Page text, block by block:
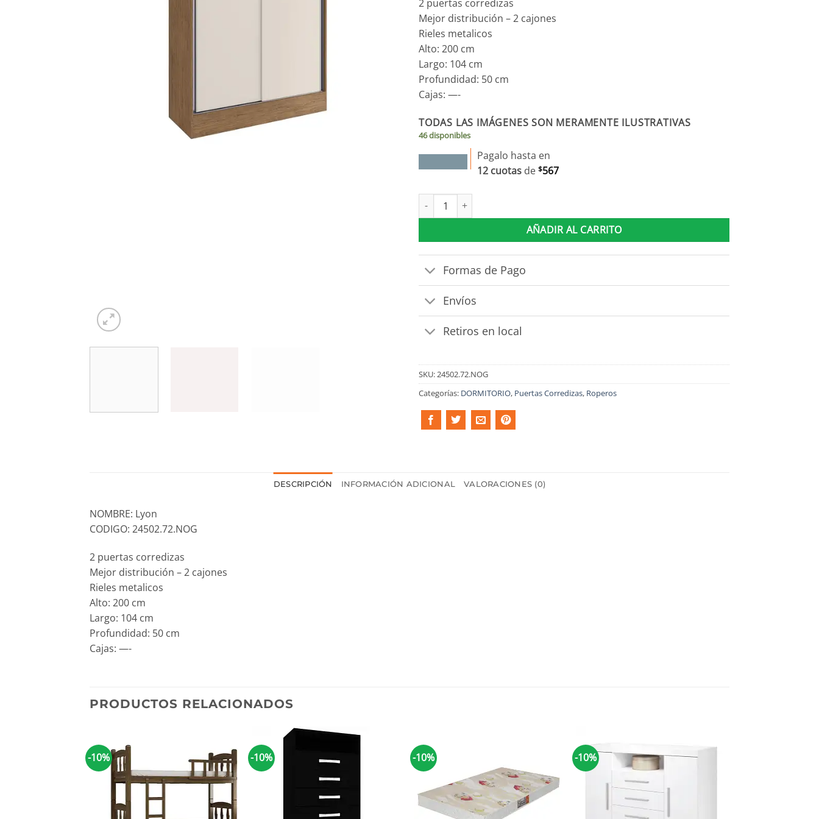
2 puertas corredizas
Mejor distribución – 2 cajones
Rieles metalicos
Alto: 200 cm
Largo: 104 cm
Profundidad: 50 cm
Cajas: —-
TODAS LAS IMÁGENES SON MERAMENTE ILUSTRATIVAS
46 disponibles
Pagalo hasta en
12 cuotas de $567
Ropero Placard 2 Puertas Corredizas 2 Cajones Dormitorio cantidad
AÑADIR AL CARRITO
Formas de Pago
Envíos
Retiros en local
SKU:24502.72.NOG
Categorías: DORMITORIO, Puertas Corredizas, Roperos
DESCRIPCIÓN INFORMACIÓN ADICIONAL VALORACIONES (0)
NOMBRE: Lyon
CODIGO: 24502.72.NOG
2 puertas corredizas
Mejor distribución – 2 cajones
Rieles metalicos
Alto: 200 cm
Largo: 104 cm
Profundidad: 50 cm
Cajas: —-
PRODUCTOS RELACIONADOS
-10% -10% -10% -10%